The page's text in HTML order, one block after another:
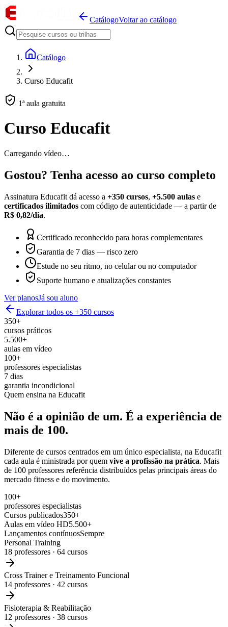
CatálogoVoltar ao catálogo
Catálogo
Curso Educafit
1ª aula gratuita
Curso Educafit
Carregando vídeo…
Gostou? Tenha acesso ao curso completo
Assinatura Educafit dá acesso a +350 cursos, +5.500 aulas e
certificados ilimitados com código de autenticidade — a partir de
R$ 0,82/dia.
Certificado reconhecido para horas complementares
Garantia de 7 dias — risco zero
Estude no seu ritmo, no celular ou no computador
Suporte humano e atualizações constantes
Ver planosJá sou aluno
Explorar todos os +350 cursos
350+
cursos práticos
5.500+
aulas em vídeo
100+
professores especialistas
7 dias
garantia incondicional
Quem ensina na Educafit
Não é a opinião de um. É a experiência de
mais de 100.
Diferente de cursos centrados em um único especialista, na Educafit
cada aula é ministrada por quem vive a profissão na prática. Mais
de 100 professores referência distribuídos pelas principais áreas do
mercado fitness e do movimento.
100+
professores especialistas
Cursos publicados350+
Aulas em vídeo HD5.500+
Lançamentos contínuosSempre
Personal Training
18 professores · 64 cursos
Cross Trainer e Treinamento Funcional
14 professores · 42 cursos
Fisioterapia & Reabilitação
12 professores · 38 cursos